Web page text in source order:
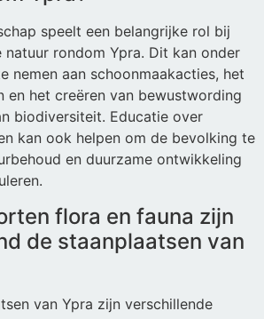
speelt een belangrijke rol bij
natuur rondom Ypra. Dit kan onder
nemen aan schoonmaakacties, het
en het creëren van bewustwording
biodiversiteit. Educatie over
kan ook helpen om de bevolking te
en duurzame ontwikkeling
flora en fauna zijn
de staanplaatsen van
van Ypra zijn verschillende